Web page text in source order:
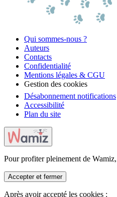
Qui sommes-nous ?
Auteurs
Contacts
Confidentialité
Mentions légales & CGU
Gestion des cookies
Désabonnement notifications
Accessibilité
Plan du site
Pour profiter pleinement de
Accepter et fermer
Après avoir accepté les cookies :